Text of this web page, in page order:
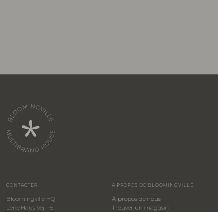
CONTACTER
Bloomingville HQ
Lene Haus Vej 1-5
À PROPOS DE BLOOMINGVILLE
À propos de nous
Trouver un magasin